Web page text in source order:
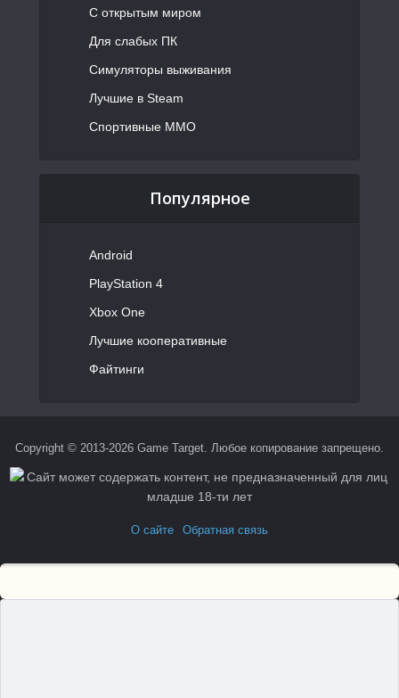
С открытым миром
Для слабых ПК
Симуляторы выживания
Лучшие в Steam
Спортивные MMO
Популярное
Android
PlayStation 4
Xbox One
Лучшие кооперативные
Файтинги
Copyright © 2013-2026 Game Target. Любое копирование запрещено.
О сайте Обратная связь